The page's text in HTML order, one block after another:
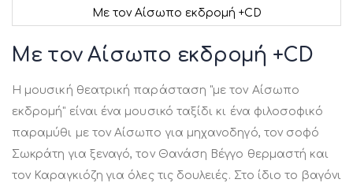
Με τον Αίσωπο εκδρομή +CD
στην
αρχή
συλλογής
εικόνων
Με τον Αίσωπο εκδρομή +CD
Η μουσική θεατρική παράσταση "με τον Αίσωπο
εκδρομή" είναι ένα μουσικό ταξίδι κι ένα φιλοσοφικό
παραμύθι με τον Αίσωπο για μηχανοδηγό, τον σοφό
Σωκράτη για ξεναγό, τον Θανάση Βέγγο θερμαστή και
τον Καραγκιόζη για όλες τις δουλειές. Στο ίδιο το βαγόνι